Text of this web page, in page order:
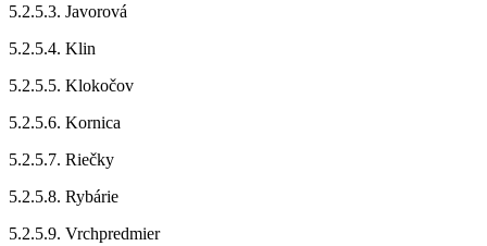
5.2.5.3. Javorová
5.2.5.4. Klin
5.2.5.5. Klokočov
5.2.5.6. Kornica
5.2.5.7. Riečky
5.2.5.8. Rybárie
5.2.5.9. Vrchpredmier